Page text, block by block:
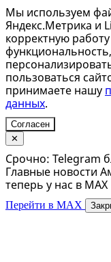
Мы используем
Яндекс.Метрика и
корректную
пользоваться
принимаете нашу
данных.
Согласен
✕
Срочно: Telegram
Главные новости
теперь у нас в MAX
Перейти в MAX